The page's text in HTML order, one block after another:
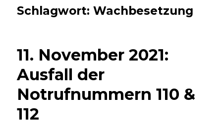
Schlagwort:Wachbesetzung
11. November 2021:
Ausfall der
Notrufnummern 110 &
112